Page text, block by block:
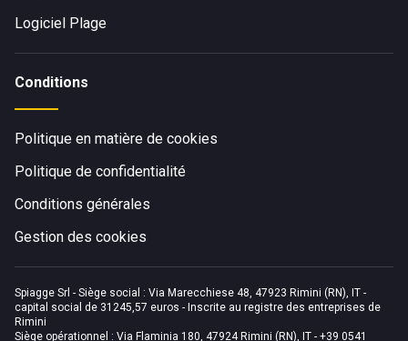
Logiciel Plage
Conditions
Politique en matière de cookies
Politique de confidentialité
Conditions générales
Gestion des cookies
Spiagge Srl - Siège social : Via Marecchiese 48, 47923 Rimini (RN), IT -
capital social de 31245,57 euros - Inscrite au registre des entreprises de
Rimini
Siège opérationnel : Via Flaminia 180, 47924 Rimini (RN), IT - +39 0541